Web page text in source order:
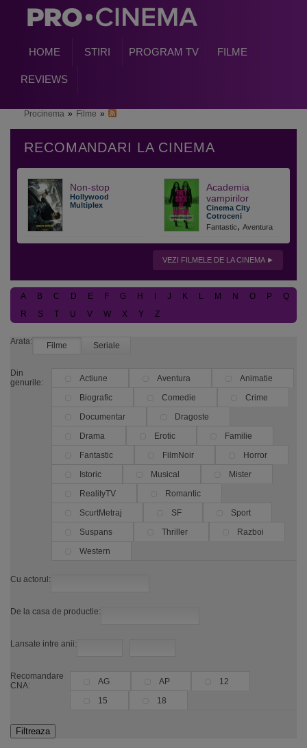
HOME STIRI PROGRAM TV FILME
REVIEWS
Procinema » Filme »
Non-stop
Hollywood
Multiplex
Academia
vampirilor
Cinema City
Cotroceni
Fantastic, Aventura
VEZI FILMELE DE LA CINEMA
A B C D E F G H J K L M N O P
Q
R
S T U V W X Y Z
Arata: Filme Seriale
Din
genurile:
Actiune Aventura
Animatie
Biografic
Comedie
Crime
Documentar
Dragoste
Drama
Erotic
Familie
Fantastic
FilmNoir
Horror
Istoric
Musical
Mister
RealityTV
Romantic
ScurtMetraj
SF
Sport
Suspans
Thriller
Razboi
Western
Cu actorul:
De la casa de productie:
Lansate intre anii:
Recomandare
CNA:
AG AP
12
15
18